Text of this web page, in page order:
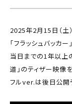
2025年2月15日（土
「フラッシュバッカ
当日までの1年以上
道」のティザー映像
フルver.は後日公開